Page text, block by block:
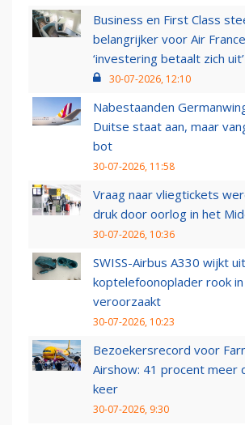
Business en First Class
belangrijker voor Air
‘investering betaalt zich uit’
30-07-2026, 12:10
Nabestaanden
Duitse staat aan, maar
bot
30-07-2026, 11:58
Vraag naar vliegtickets
druk door oorlog in het
30-07-2026, 10:36
SWISS-Airbus A330 wijkt
koptelefoonoplader rook in
veroorzaakt
30-07-2026, 10:23
Bezoekersrecord voor
Airshow: 41 procent meer
keer
30-07-2026, 9:30